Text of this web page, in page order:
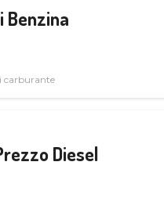
Benzina
carburante
Diesel